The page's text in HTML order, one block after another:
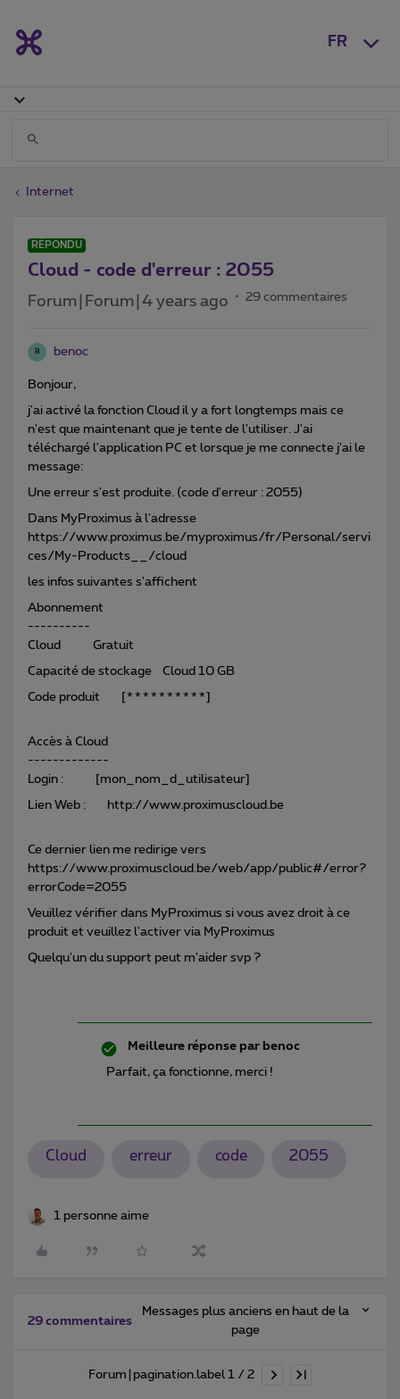
FR
Internet
RÉPONDU
Cloud - code d'erreur : 2055
Forum|Forum|4 years ago 29 commentaires
B benoc
Bonjour,
j'ai activé la fonction Cloud il y a fort longtemps mais ce
n'est que maintenant que je tente de l'utiliser. J'ai
téléchargé l'application PC et lorsque je me connecte j'ai le
message:
Une erreur s'est produite. (code d'erreur : 2055)
Dans MyProximus à l'adresse
https://www.proximus.be/myproximus/fr/Personal/servi
ces/My-Products__/cloud
les infos suivantes s'affichent
Abonnement
----------
Cloud Gratuit
Capacité de stockage Cloud 10 GB
Code produit [**********]
Accès à Cloud
-------------
Login : [mon_nom_d_utilisateur]
Lien Web : http://www.proximuscloud.be
Ce dernier lien me redirige vers
https://www.proximuscloud.be/web/app/public#/error?
errorCode=2055
Veuillez vérifier dans MyProximus si vous avez droit à ce
produit et veuillez l'activer via MyProximus
Quelqu'un du support peut m'aider svp ?
Meilleure réponse par benoc
Parfait, ça fonctionne, merci !
Cloud erreur code 2055
1 personne aime
29 commentaires
Messages plus anciens en haut de la
page
Forum|pagination.label 1 / 2